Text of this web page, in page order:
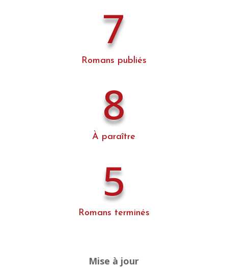
7
Romans publiés
8
À paraître
5
Romans terminés
Mise à jour